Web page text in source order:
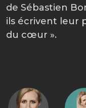
de Sébastien
ils écrivent leur
du cœur ».